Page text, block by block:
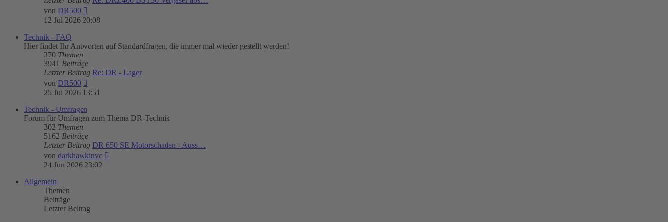
von DR500
Beitrag
12 Jul 2026 20:08
Technik - FAQ
Hier findet Ihr Antworten auf Standardfragen, die immer mal wieder gestellt werden!
270 Themen
3941 Beiträge
Letzter Beitrag Re: DR - Lager
von DR500
Beitrag
25 Jul 2026 13:51
Technik - Umfragen
Forum für Umfragen zum Thema DR-Technik
302 Themen
5162 Beiträge
Letzter Beitrag DR 650 SE Motorschaden - Auss…
von darkhawkinvc
24 Jun 2026 23:02
Allgemein
Themen
Beiträge
Letzter Beitrag